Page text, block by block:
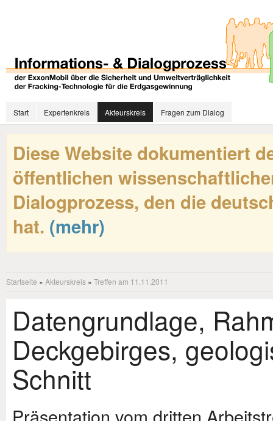
Start Expertenkreis Akteurskreis Fragen zum Dialog
Diese Website dokumentiert
öffentlichen
Dialogprozess, den die
hat. (mehr)
Startseite » Akteurskreis » Treffen am 11.11.2011
Datengrundlage,
Deckgebirges,
Schnitt
Präsentation vom dritten